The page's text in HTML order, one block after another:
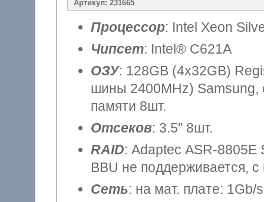
Артикул: 231665
Процессор: Intel Xeon
Чипсет: Intel® C621A
ОЗУ: 128GB (4x32GB)
шины 2400MHz) Samsung,
памяти 8шт.
Отсеков: 3.5" 8шт.
RAID: Adaptec ASR-8805E
BBU не поддерживается,
Сеть: на мат. плате: 1Gb/